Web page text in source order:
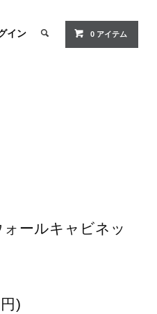
イン 0 アイテム
ールキャビネッ
)